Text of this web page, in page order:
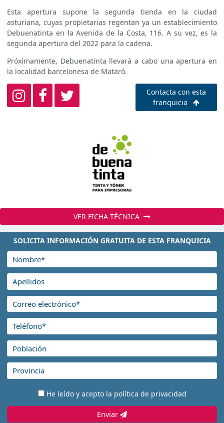
Esta apertura supone la segunda tienda en la ciudad
asturiana, cuyas propietarias regentan ya un establecimiento
Debuenatinta en la Avenida de la Costa, 116. A su vez, es la
segunda apertura del 2022 para la cadena.
Próximamente, Debuenatinta llevará a cabo una apertura en
la localidad barcelonesa de Mataró.
Contacta con esta
franquicia
VER FICHA TÉCNICA
SOLICITA INFORMACIÓN GRATUITA DE ESTA FRANQUICIA
He leído y acepto la política de privacidad
Enviar